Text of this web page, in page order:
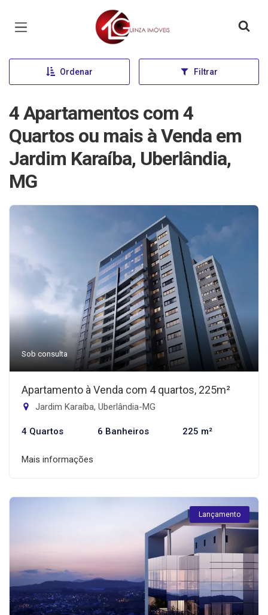
Página inicial
Ordenar Filtrar
4 Apartamentos com 4
Quartos ou mais à Venda em
Jardim Karaíba, Uberlândia,
MG
Sob consulta
Apartamento à Venda com 4 quartos, 225m²
Jardim Karaíba, Uberlândia-MG
4 Quartos 6 Banheiros 225 m²
Mais informações
Lançamento